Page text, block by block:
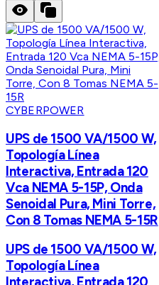
CYBERPOWER
UPS de 1500 VA/1500 W,
Topología Línea
Interactiva, Entrada 120
Vca NEMA 5-15P, Onda
Senoidal Pura, Mini Torre,
Con 8 Tomas NEMA 5-15R
UPS de 1500 VA/1500 W,
Topología Línea